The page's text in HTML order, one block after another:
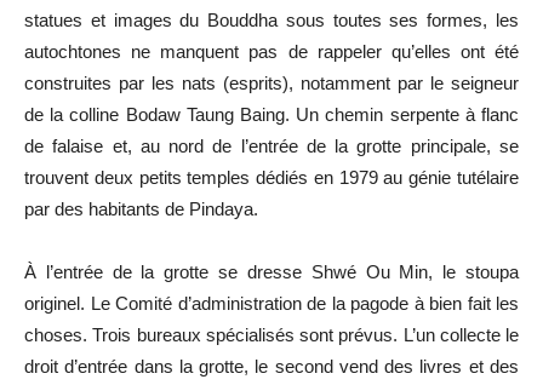
statues et images du Bouddha sous toutes ses formes, les
autochtones ne manquent pas de rappeler qu’elles ont été
construites par les nats (esprits), notamment par le seigneur
de la colline Bodaw Taung Baing. Un chemin serpente à flanc
de falaise et, au nord de l’entrée de la grotte principale, se
trouvent deux petits temples dédiés en 1979 au génie tutélaire
par des habitants de Pindaya.
À l’entrée de la grotte se dresse Shwé Ou Min, le stoupa
originel. Le Comité d’administration de la pagode à bien fait les
choses. Trois bureaux spécialisés sont prévus. L’un collecte le
droit d’entrée dans la grotte, le second vend des livres et des